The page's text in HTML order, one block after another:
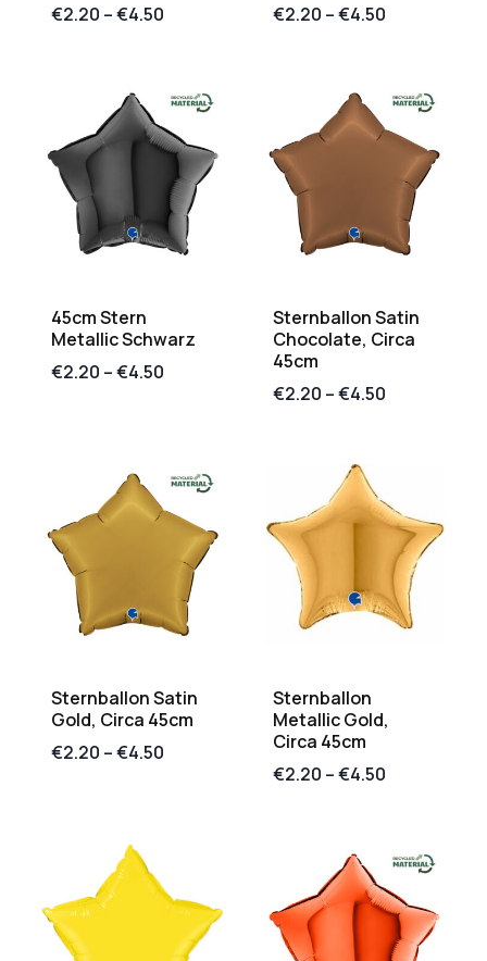
€2.20 –€4.50
€2.20 –€4.50
45cm Stern
Metallic Schwarz
€2.20 –€4.50
Sternballon Satin
Chocolate, Circa
45cm
€2.20 –€4.50
Sternballon Satin
Gold, Circa 45cm
€2.20 –€4.50
Sternballon
Metallic Gold,
Circa 45cm
€2.20 –€4.50